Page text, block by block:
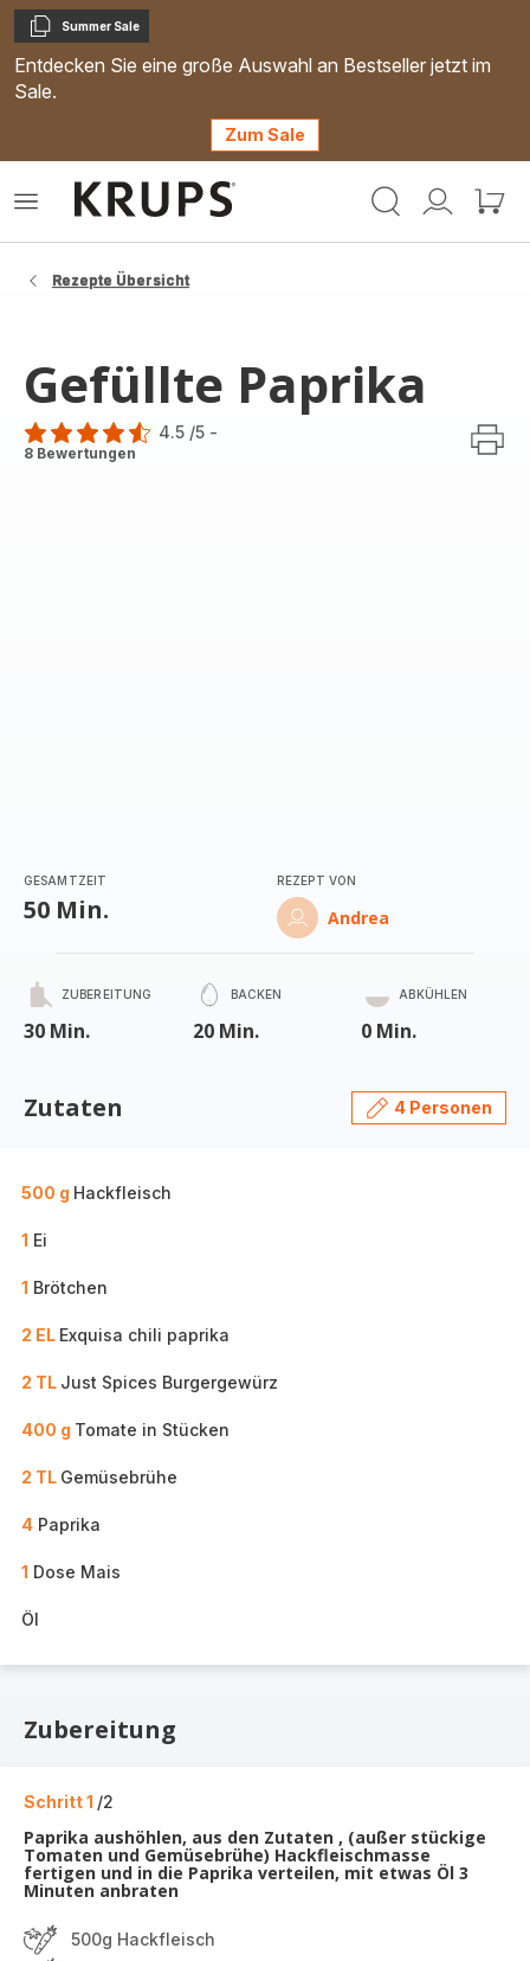
Kopieren
Summer Sale
Entdecken Sie eine große Auswahl an Bestseller jetzt im
Sale.
Zum Sale
Mein
Mein
Das
Rezepte Übersicht
Gefüllte Paprika
ratings.4.5
4.5 /5 -
8 Bewertungen
GESAMTZEIT
50 Min.
REZEPT VON
Andrea
ZUBEREITUNG
30 Min.
BACKEN
20 Min.
ABKÜHLEN
0 Min.
Zutaten 4 Personen
500 g Hackfleisch
1 Ei
1 Brötchen
2 EL Exquisa chili paprika
2 TL Just Spices Burgergewürz
400 g Tomate in Stücken
2 TL Gemüsebrühe
4 Paprika
1 Dose Mais
Öl
Zubereitung
Schritt 1 /2
Paprika aushöhlen, aus den Zutaten , (außer stückige
Tomaten und Gemüsebrühe) Hackfleischmasse
fertigen und in die Paprika verteilen, mit etwas Öl 3
Minuten anbraten
500g Hackfleisch